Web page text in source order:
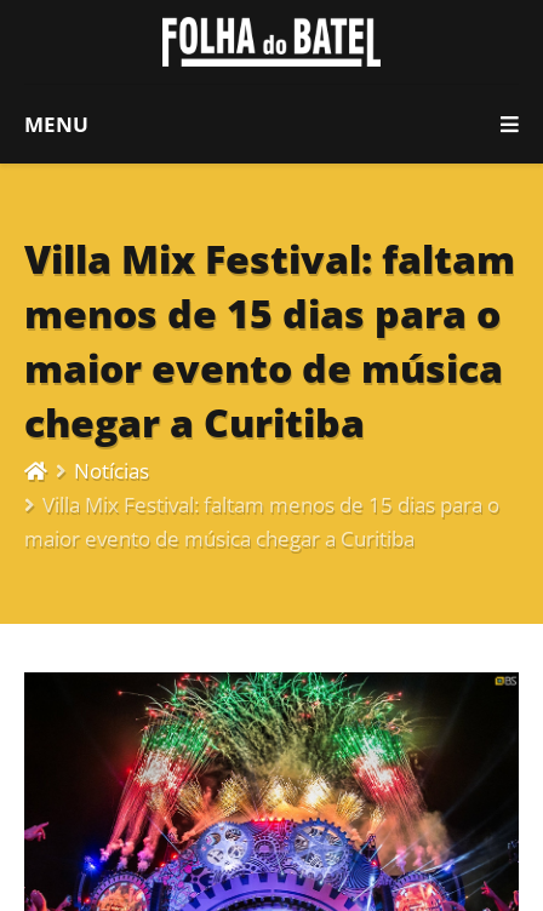
MENU
Villa Mix Festival: faltam
menos de 15 dias para o
maior evento de música
chegar a Curitiba
Notícias
Villa Mix Festival: faltam menos de 15 dias para o
maior evento de música chegar a Curitiba